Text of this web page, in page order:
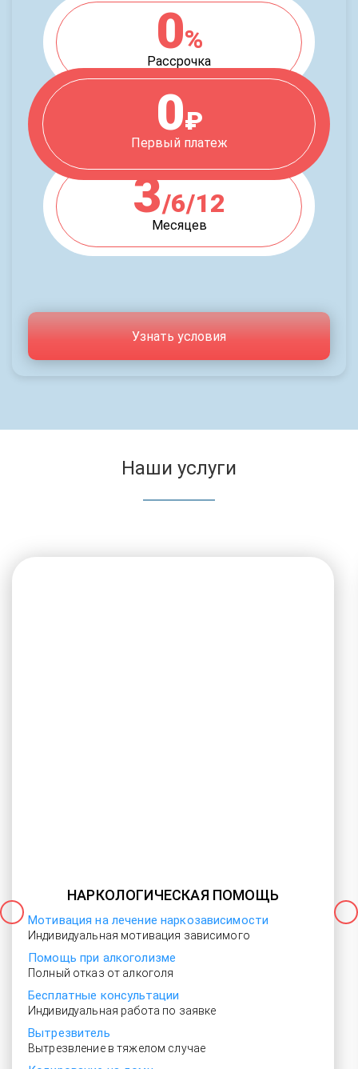
0%
Рассрочка
0₽
Первый платеж
3/6/12
Месяцев
Узнать условия
Наши услуги
НАРКОЛОГИЧЕСКАЯ ПОМОЩЬ
Мотивация на лечение наркозависимости
Индивидуальная мотивация зависимого
Помощь при алкоголизме
Полный отказ от алкоголя
Бесплатные консультации
Индивидуальная работа по заявке
Вытрезвитель
Вытрезвление в тяжелом случае